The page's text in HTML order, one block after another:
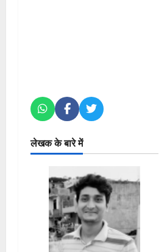
लेखक के बारे में